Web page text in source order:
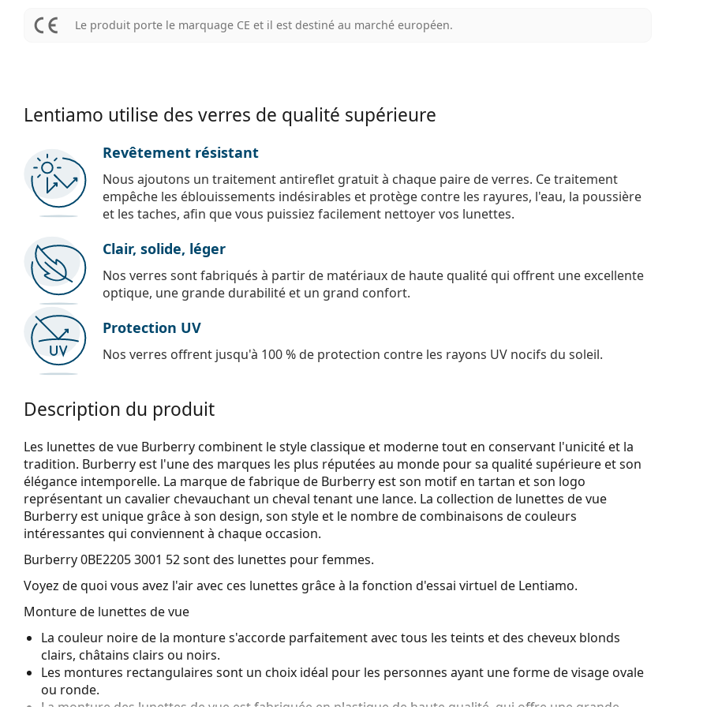
Le produit porte le marquage CE et il est destiné au marché européen.
Lentiamo utilise des verres de qualité supérieure
Revêtement résistant
Nous ajoutons un traitement antireflet gratuit à chaque paire de verres. Ce traitement
empêche les éblouissements indésirables et protège contre les rayures, l'eau, la poussière
et les taches, afin que vous puissiez facilement nettoyer vos lunettes.
Clair, solide, léger
Nos verres sont fabriqués à partir de matériaux de haute qualité qui offrent une excellente
optique, une grande durabilité et un grand confort.
Protection UV
Nos verres offrent jusqu'à 100 % de protection contre les rayons UV nocifs du soleil.
Description du produit
Les lunettes de vue Burberry combinent le style classique et moderne tout en conservant l'unicité et la
tradition. Burberry est l'une des marques les plus réputées au monde pour sa qualité supérieure et son
élégance intemporelle. La marque de fabrique de Burberry est son motif en tartan et son logo
représentant un cavalier chevauchant un cheval tenant une lance. La collection de lunettes de vue
Burberry est unique grâce à son design, son style et le nombre de combinaisons de couleurs
intéressantes qui conviennent à chaque occasion.
Burberry 0BE2205 3001 52sont des lunettes pour femmes.
Voyez de quoi vous avez l'air avec ces lunettes grâce à la fonction d'essai virtuel de Lentiamo.
Monture de lunettes de vue
La couleur noire de la monture s'accorde parfaitement avec tous les teints et des cheveux blonds
clairs, châtains clairs ou noirs.
Les montures rectangulaires sont un choix idéal pour les personnes ayant une forme de visage ovale
ou ronde.